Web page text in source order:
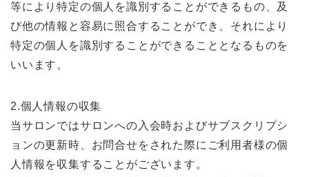
等により特定の個人を識別することができるもの、及
び他の情報と容易に照合することができ、それにより
特定の個人を識別することができることとなるものを
いいます。
2.個人情報の収集
当サロンではサロンへの入会時およびサブスクリプシ
ョンの更新時、お問合せをされた際にご利用者様の個
人情報を収集することがございます。